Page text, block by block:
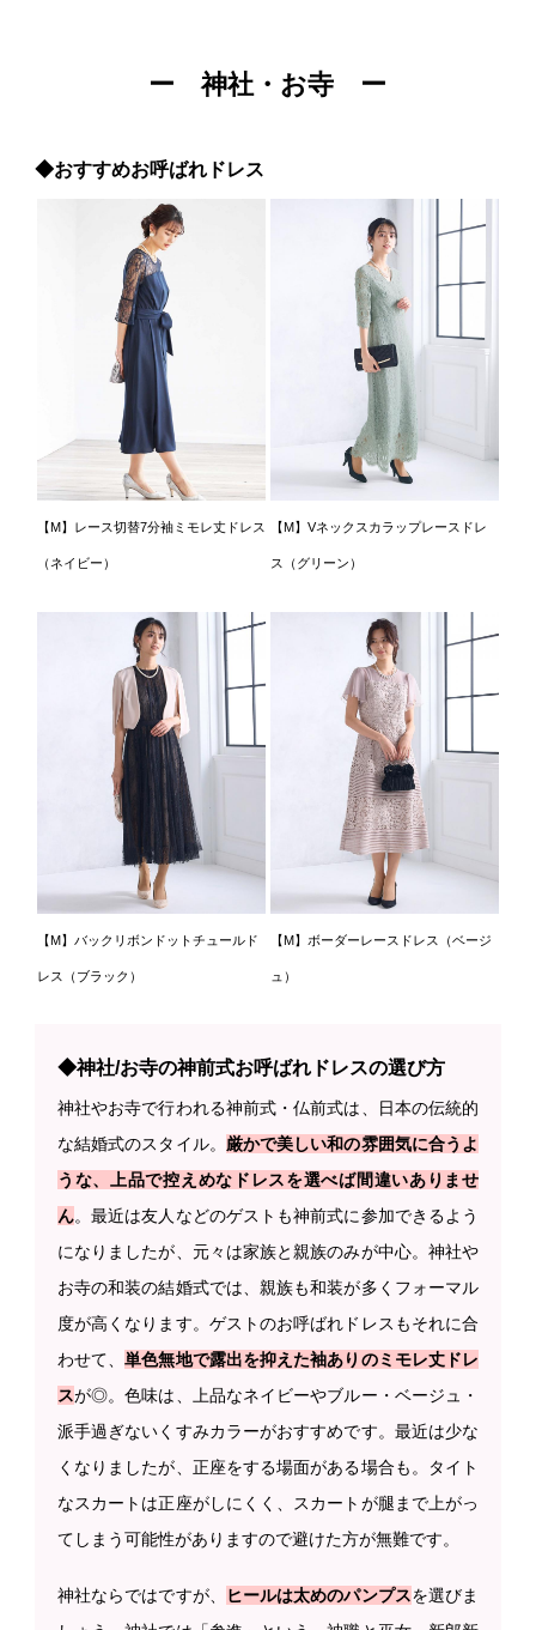
ー 神社・お寺 ー
◆おすすめお呼ばれドレス
【M】レース切替7分袖ミモレ丈ドレス
（ネイビー）
【M】Vネックスカラップレースドレ
ス（グリーン）
【M】バックリボンドットチュールド
レス（ブラック）
【M】ボーダーレースドレス（ベージ
ュ）
◆神社/お寺の神前式お呼ばれドレスの選び方
神社やお寺で行われる神前式・仏前式は、日本の伝統的
な結婚式のスタイル。 厳かで美しい和の雰囲気に合うよ
うな、上品で控えめなドレスを選べば間違いありませ
ん。最近は友人などのゲストも神前式に参加できるよう
になりましたが、元々は家族と親族のみが中心。神社や
お寺の和装の結婚式では、親族も和装が多くフォーマル
度が高くなります。ゲストのお呼ばれドレスもそれに合
わせて、単色無地で露出を抑えた袖ありのミモレ丈ドレ
スが◎。色味は、上品なネイビーやブルー・ベージュ・
派手過ぎないくすみカラーがおすすめです。最近は少な
くなりましたが、正座をする場面がある場合も。タイト
なスカートは正座がしにくく、スカートが腿まで上がっ
てしまう可能性がありますので避けた方が無難です。
神社ならではですが、 ヒールは太めのパンプスを選びま